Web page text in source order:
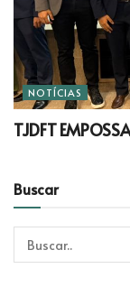
NOTÍCIAS
TJDFT
Buscar